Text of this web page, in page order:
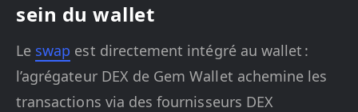
sein du wallet
Le swap est directement intégré au wallet :
l’agrégateur DEX de Gem Wallet achemine les
transactions via des fournisseurs DEX